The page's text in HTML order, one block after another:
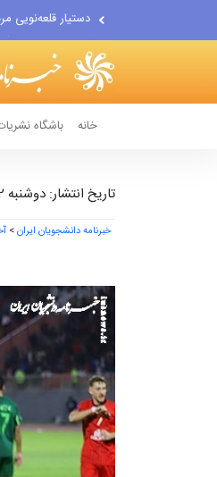
اقتصاددان معروف
انتشار اخبار جعلی
خانه باشگاه
تاریخ انتشار: دوشنبه 1404/08/12 - 22:40
خبرنامه دانشجویان ایران>